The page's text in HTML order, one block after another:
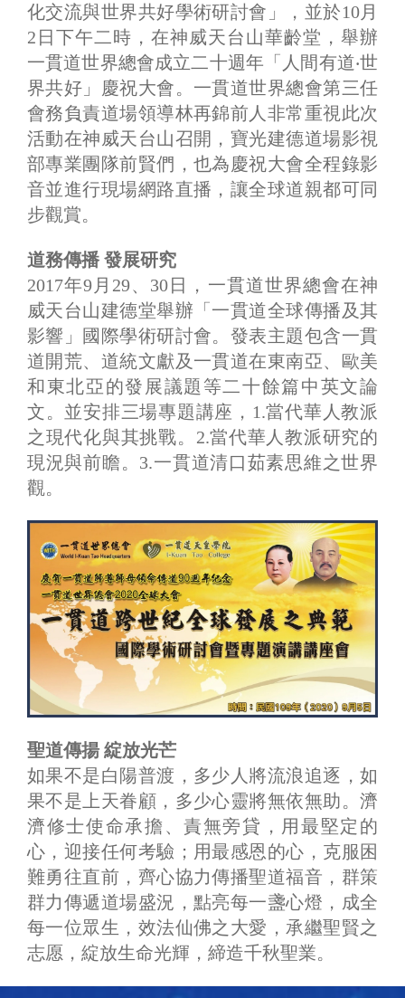
化交流與世界共好學術研討會」，並於10月
2日下午二時，在神威天台山華齡堂，舉辦
一貫道世界總會成立二十週年「人間有道‧世
界共好」慶祝大會。一貫道世界總會第三任
會務負責道場領導林再錦前人非常重視此次
活動在神威天台山召開，寶光建德道場影視
部專業團隊前賢們，也為慶祝大會全程錄影
音並進行現場網路直播，讓全球道親都可同
步觀賞。
道務傳播 發展研究
2017年9月29、30日，一貫道世界總會在神
威天台山建德堂舉辦「一貫道全球傳播及其
影響」國際學術研討會。發表主題包含一貫
道開荒、道統文獻及一貫道在東南亞、歐美
和東北亞的發展議題等二十餘篇中英文論
文。並安排三場專題講座，1.當代華人教派
之現代化與其挑戰。2.當代華人教派研究的
現況與前瞻。3.一貫道清口茹素思維之世界
觀。
聖道傳揚 綻放光芒
如果不是白陽普渡，多少人將流浪追逐，如
果不是上天眷顧，多少心靈將無依無助。濟
濟修士使命承擔、責無旁貸，用最堅定的
心，迎接任何考驗；用最感恩的心，克服困
難勇往直前，齊心協力傳播聖道福音，群策
群力傳遞道場盛況，點亮每一盞心燈，成全
每一位眾生，效法仙佛之大愛，承繼聖賢之
志愿，綻放生命光輝，締造千秋聖業。